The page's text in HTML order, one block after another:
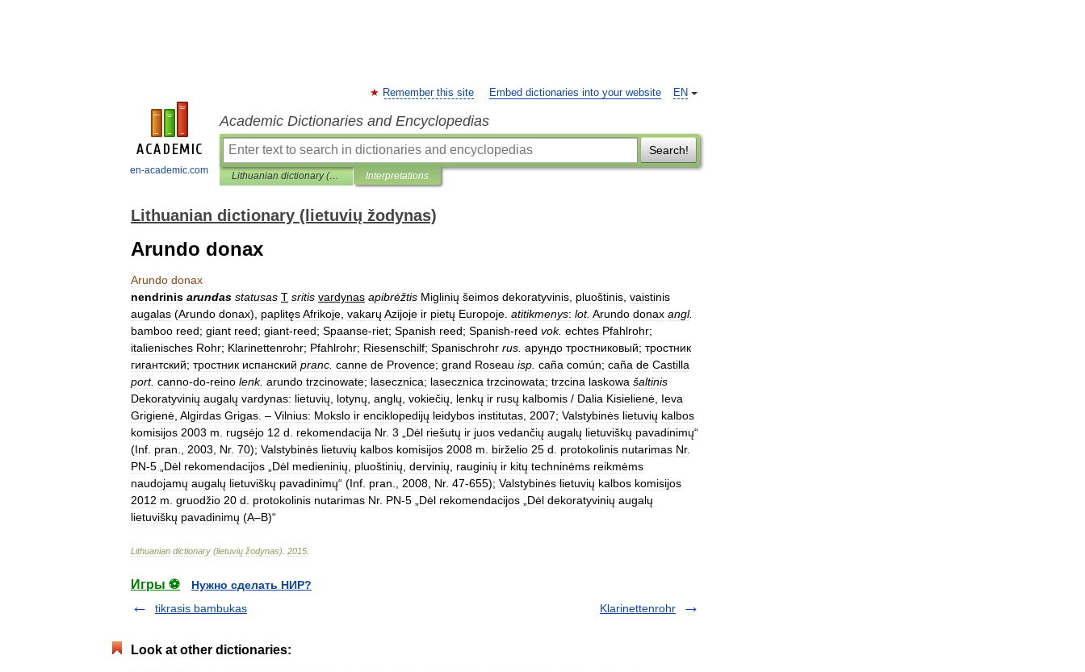
en-academic.com
EN
Remember this site Embed dictionaries into your website
Academic Dictionaries and Encyclopedias
Search!
Lithuanian dictionary (lietuvių žodynas) Interpretations
Lithuanian dictionary (lietuvių žodynas)
Arundo donax
Arundo donax
nendrinis arundas statusas T sritis vardynas apibrėžtis Miglinių šeimos dekoratyvinis pluoštinis vaistinis
augalas (Arundo donax), paplitęsAfrikoje vakarų Azijoje ir pietų Europoje atitikmenys: lot. Arundo donax angl.
bamboo reed; giant reed; giant-reed; Spaanse-riet; Spanish reed; Spanish-reed vok. echtes Pfahlrohr;
italienisches Rohr; Klarinettenrohr; Pfahlrohr; Riesenschilf; Spanischrohr rus арундо тростниковый; тростник
гигантский; тростник испанский pranc canne de Provence; grand Roseau isp caña común; caña de Castilla
port. canno-do-reino lenk. arundo trzcinowate; lasecznica; lasecznica trzcinowata; trzcina laskowa šaltinis
Dekoratyvinių augalų vardynas: lietuvių lotynų anglų vokiečių lenkų ir rusų kalbomis / Dalia Kisielienė Ieva
Grigienė Algirdas Grigas . – Vilnius: Mokslo ir enciklopedijų leidybos institutas 2007; Valstybinės lietuvių kalbos
komisijos 2003 m rugsėjo 12 d rekomendacija Nr. 3 Dėl riešutų ir juos vedančių augalų lietuviškų pavadinimų“
(Inf pran 2003 Nr. 70); Valstybinės lietuvių kalbos komisijos 2008 m birželio 25 d protokolinis nutarimas Nr.
PN-5 Dėl rekomendacijos Dėl medieninių pluoštinių dervinių rauginių ir kitų techninėms reikmėms
naudojamų augalų lietuviškų pavadinimų“ (Inf pran 2008 Nr. 47-655); Valstybinės lietuvių kalbos komisijos
2012 m gruodžio 20 d protokolinis nutarimas Nr. PN-5 Dėl rekomendacijos Dėl dekoratyvinių augalų
lietuviškų pavadinimų (A–B)“
Lithuanian dictionary (lietuvių žodynas) 2015
Игры ⚽
Нужно сделать НИР?
tikrasis bambukas
Klarinettenrohr
Look at other dictionaries: